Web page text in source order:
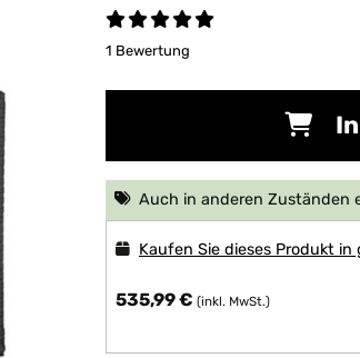
1 Bewertung
Auch in anderen Zuständen
Kaufen Sie dieses Produkt
535,99 € (inkl. MwSt.)